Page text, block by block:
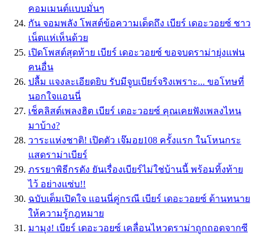
คอมเมนต์เเบบมั่นๆ
กัน จอมพลัง โพสต์ข้อความเด็ดถึง เบียร์ เดอะวอยซ์ ชาว
เน็ตเเห่เห็นด้วย
เปิดโพสต์สุดท้าย เบียร์ เดอะวอยซ์ ขอจบดราม่ายุ่งแฟน
คนอื่น
ปลื้ม แจงละเอียดยิบ รับมีจูบเบียร์จริงเพราะ... ขอโทษที่
นอกใจแอนนี่
เช็คลิสต์เพลงฮิต เบียร์ เดอะวอยซ์ คุณเคยฟังเพลงไหน
มาบ้าง?
วาระแห่งชาติ! เปิดตัว เจ๊มอย108 ครั้งแรก ในโหนกระ
แสดราม่าเบียร์
ภรรยาพิธีกรดัง ยันเรื่องเบียร์ไม่ใช่บ้านนี้ พร้อมทิ้งท้าย
ไว้ อย่างแซ่บ!!
ฉบับเต็มเปิดใจ แอนนี่คู่กรณี เบียร์ เดอะวอยซ์ ด้านทนาย
ให้ความรู้กฎหมาย
มามุง! เบียร์ เดอะวอยซ์ เคลื่อนไหวดราม่าถูกถอดจากซี